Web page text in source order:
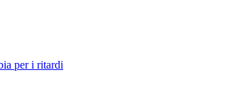
per i ritardi